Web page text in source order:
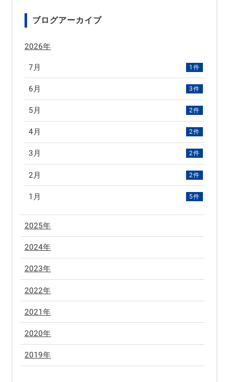
ブログアーカイブ
2026年
7月 1件
6月 3件
5月 2件
4月 2件
3月 2件
2月 2件
1月 5件
2025年
2024年
2023年
2022年
2021年
2020年
2019年